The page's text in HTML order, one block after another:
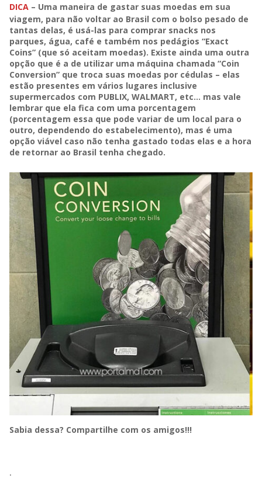
DICA – Uma maneira de gastar suas moedas em sua
viagem, para não voltar ao Brasil com o bolso pesado de
tantas delas, é usá-las para comprar snacks nos
parques, água, café e também nos pedágios “Exact
Coins” (que só aceitam moedas). Existe ainda uma outra
opção que é a de utilizar uma máquina chamada “Coin
Conversion” que troca suas moedas por cédulas – elas
estão presentes em vários lugares inclusive
supermercados com PUBLIX, WALMART, etc… mas vale
lembrar que ela fica com uma porcentagem
(porcentagem essa que pode variar de um local para o
outro, dependendo do estabelecimento), mas é uma
opção viável caso não tenha gastado todas elas e a hora
de retornar ao Brasil tenha chegado.
Sabia dessa? Compartilhe com os amigos!!!
.